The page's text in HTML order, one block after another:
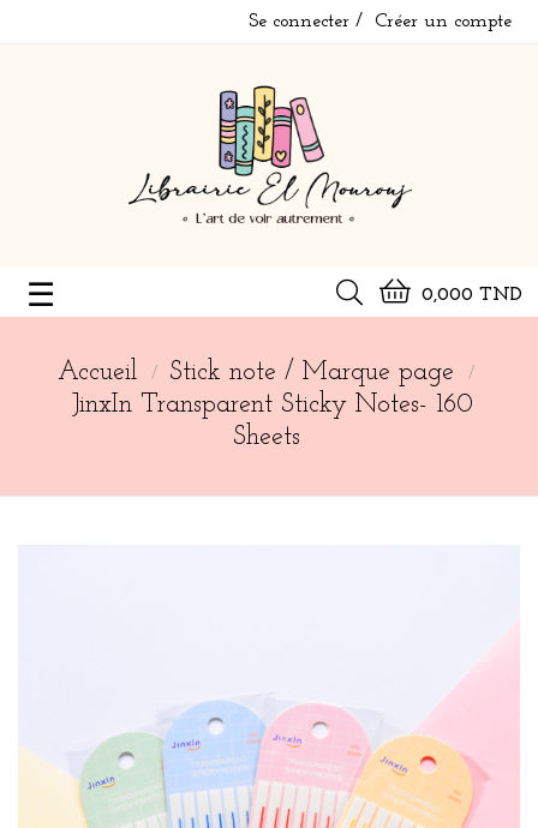
Se connecter Créer un compte
0,000 TND
Basculer
navigation
☰
Accueil
Stick note / Marque page
JinxIn Transparent Sticky Notes- 160
Sheets